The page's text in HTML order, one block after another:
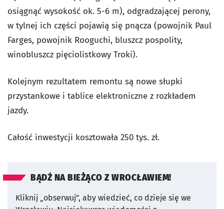
osiągnąć wysokość ok. 5-6 m), odgradzającej perony,
w tylnej ich części pojawią się pnącza (powojnik Paul
Farges, powojnik Rooguchi, bluszcz pospolity,
winobluszcz pięciolistkowy Troki).
Kolejnym rezultatem remontu są nowe słupki
przystankowe i tablice elektroniczne z rozkładem
jazdy.
Całość inwestycji kosztowała 250 tys. zł.
BĄDŹ NA BIEŻĄCO Z WROCŁAWIEM!
Kliknij „obserwuj”, aby wiedzieć, co dzieje się we